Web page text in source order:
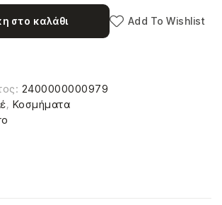
στο καλάθι Add To Wishlist
2400000000979
, Κοσμήματα